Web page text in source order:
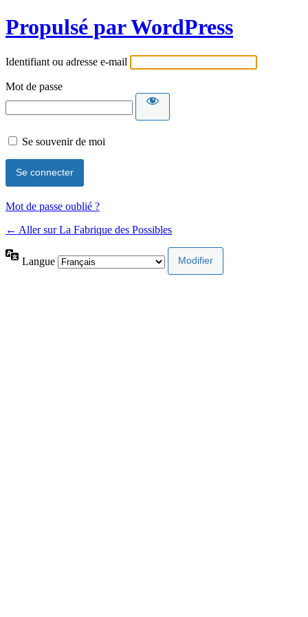
Propulsé par WordPress
Identifiant ou adresse e-mail
Mot de passe
Se souvenir de moi
Mot de passe oublié ?
← Aller sur La Fabrique des Possibles
Langue